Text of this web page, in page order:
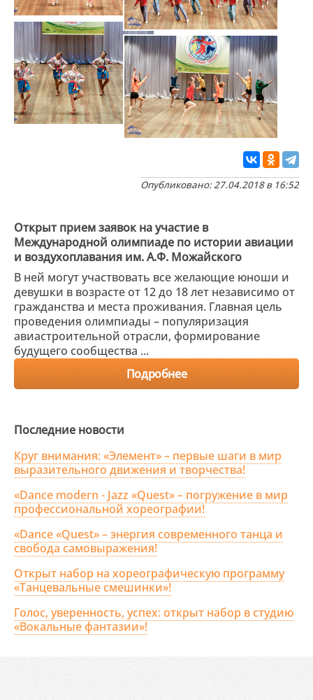
Опубликовано: 27.04.2018 в 16:52
Открыт прием заявок на участие в
Международной олимпиаде по истории авиации
и воздухоплавания им. А.Ф. Можайского
В ней могут участвовать все желающие юноши и
девушки в возрасте от 12 до 18 лет независимо от
гражданства и места проживания. Главная цель
проведения олимпиады – популяризация
авиастроительной отрасли, формирование
будущего сообщества ...
Подробнее
Последние новости
Круг внимания: «Элемент» – первые шаги в мир
выразительного движения и творчества!
«Dance modern - Jazz «Quest» – погружение в мир
профессиональной хореографии!
«Dance «Quest» – энергия современного танца и
свобода самовыражения!
Открыт набор на хореографическую программу
«Танцевальные смешинки»!
Голос, уверенность, успех: открыт набор в студию
«Вокальные фантазии»!